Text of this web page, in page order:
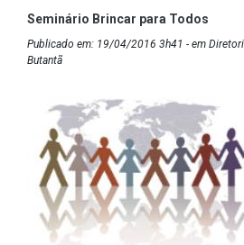
Seminário Brincar para Todos
Publicado em: 19/04/2016 3h41 - em
Butantã